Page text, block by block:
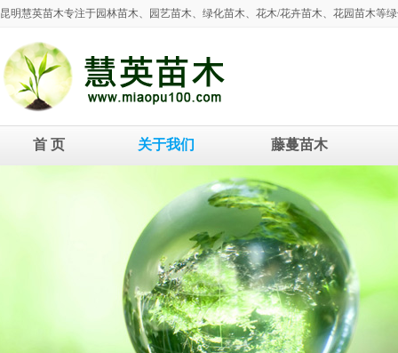
昆明慧英苗木专注于园林苗木、园艺苗木、绿化苗木、花木/花卉苗木、花园苗木等
首 页 关于我们 藤蔓苗木